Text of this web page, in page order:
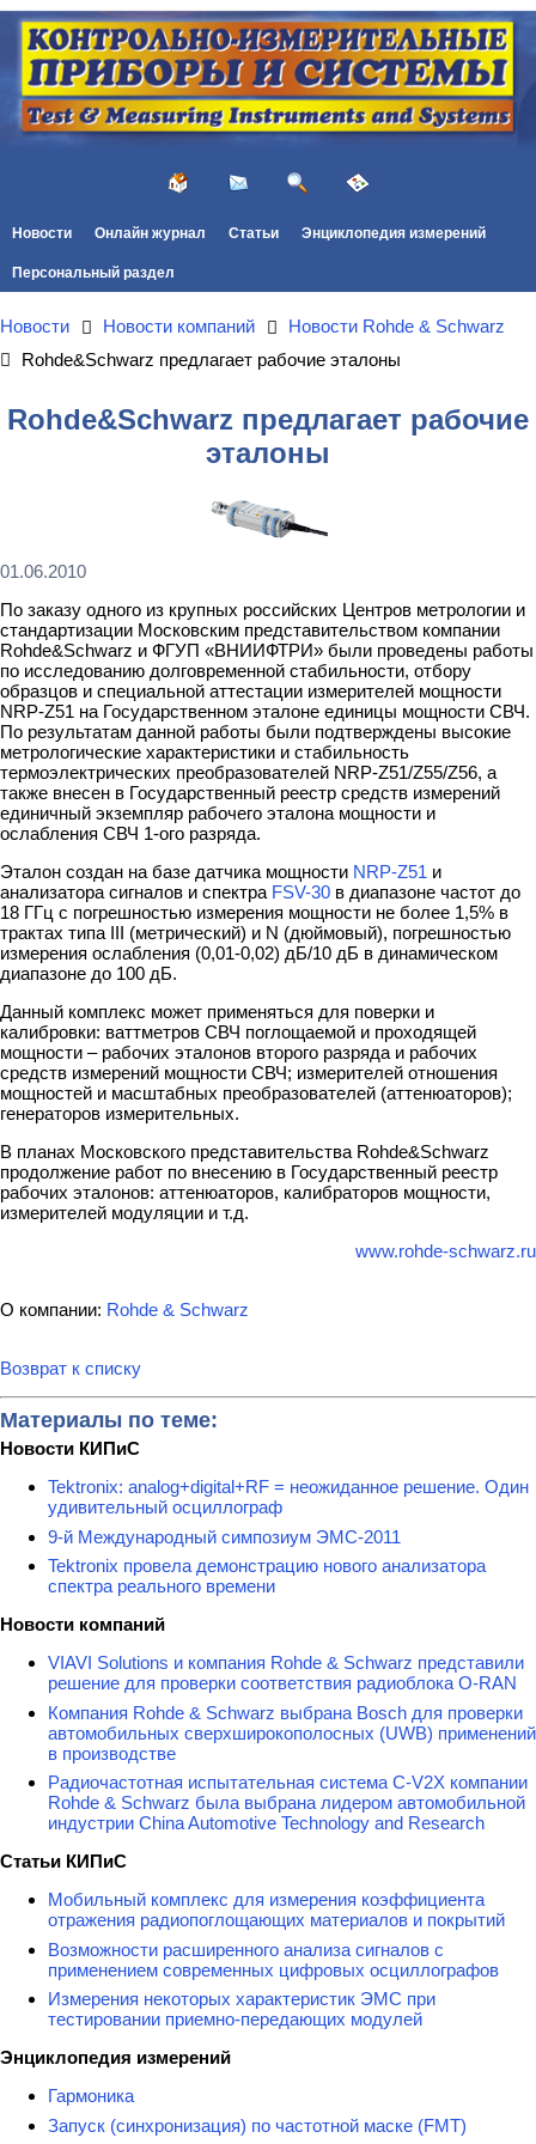
Новости Онлайн журнал Статьи Энциклопедия измерений
Персональный раздел
Новости Новости компаний
Новости Rohde & Schwarz
Rohde&Schwarz предлагает рабочие эталоны
Rohde&Schwarz предлагает рабочие
эталоны
01.06.2010
По заказу одного из крупных российских Центров метрологии и
стандартизации Московским представительством компании
Rohde&Schwarz и ФГУП «ВНИИФТРИ» были проведены работы
по исследованию долговременной стабильности, отбору
образцов и специальной аттестации измерителей мощности
NRP-Z51 на Государственном эталоне единицы мощности СВЧ.
По результатам данной работы были подтверждены высокие
метрологические характеристики и стабильность
термоэлектрических преобразователей NRP-Z51/Z55/Z56, а
также внесен в Государственный реестр средств измерений
единичный экземпляр рабочего эталона мощности и
ослабления СВЧ 1-ого разряда.
Эталон создан на базе датчика мощности NRP-Z51 и
анализатора сигналов и спектра FSV-30 в диапазоне частот до
18 ГГц с погрешностью измерения мощности не более 1,5% в
трактах типа III (метрический) и N (дюймовый), погрешностью
измерения ослабления (0,01-0,02) дБ/10 дБ в динамическом
диапазоне до 100 дБ.
Данный комплекс может применяться для поверки и
калибровки: ваттметров СВЧ поглощаемой и проходящей
мощности – рабочих эталонов второго разряда и рабочих
средств измерений мощности СВЧ; измерителей отношения
мощностей и масштабных преобразователей (аттенюаторов);
генераторов измерительных.
В планах Московского представительства Rohde&Schwarz
продолжение работ по внесению в Государственный реестр
рабочих эталонов: аттенюаторов, калибраторов мощности,
измерителей модуляции и т.д.
www.rohde-schwarz.ru
О компании: Rohde & Schwarz
Возврат к списку
Материалы по теме:
Новости КИПиС
Tektronix: analog+digital+RF = неожиданное решение. Один
удивительный осциллограф
9-й Международный симпозиум ЭМС-2011
Tektronix провела демонстрацию нового анализатора
спектра реального времени
Новости компаний
VIAVI Solutions и компания Rohde & Schwarz представили
решение для проверки соответствия радиоблока O-RAN
Компания Rohde & Schwarz выбрана Bosch для проверки
автомобильных сверхширокополосных (UWB) применений
в производстве
Радиочастотная испытательная система C-V2X компании
Rohde & Schwarz была выбрана лидером автомобильной
индустрии China Automotive Technology and Research
Статьи КИПиС
Мобильный комплекс для измерения коэффициента
отражения радиопоглощающих материалов и покрытий
Возможности расширенного анализа сигналов с
применением современных цифровых осциллографов
Измерения некоторых характеристик ЭМС при
тестировании приемно-передающих модулей
Энциклопедия измерений
Гармоника
Запуск (синхронизация) по частотной маске (FMT)